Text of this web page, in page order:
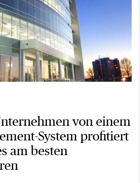
von einem
System profitiert
am besten